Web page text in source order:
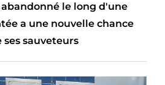
le long d'une
a une nouvelle chance
sauveteurs